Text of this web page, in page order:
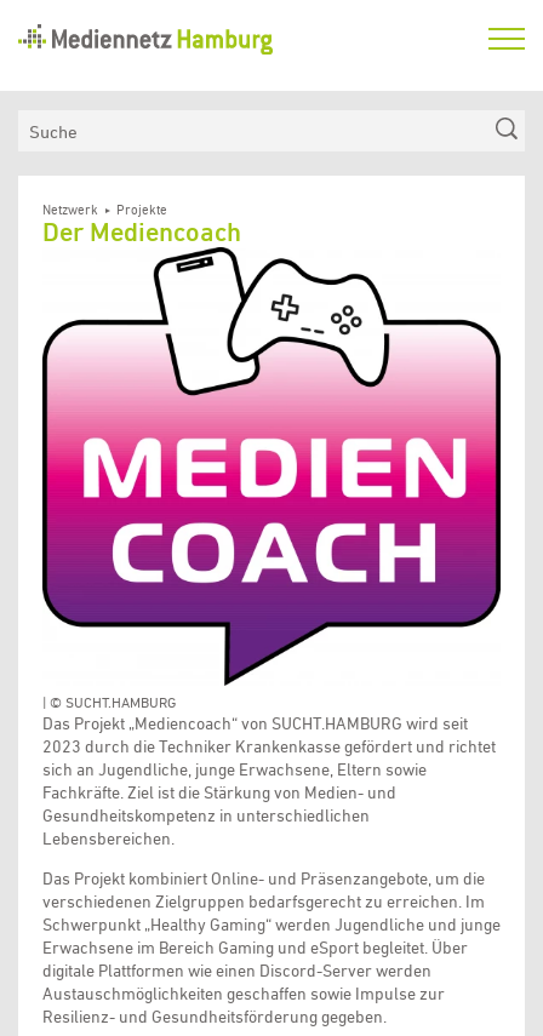
Hamburg
Aktuelles
Medienkompetenzfonds
Verein
Netzwerk Projekte
Der Mediencoach
Das Projekt „Mediencoach“ von SUCHT.HAMBURG wird seit
2023 durch die Techniker Krankenkasse gefördert und richtet
sich an Jugendliche, junge Erwachsene, Eltern sowie
Fachkräfte. Ziel ist die Stärkung von Medien- und
Gesundheitskompetenz in unterschiedlichen
Lebensbereichen.
Das Projekt kombiniert Online- und Präsenzangebote, um die
verschiedenen Zielgruppen bedarfsgerecht zu erreichen. Im
Schwerpunkt „Healthy Gaming“ werden Jugendliche und junge
Erwachsene im Bereich Gaming und eSport begleitet. Über
digitale Plattformen wie einen Discord-Server werden
Austauschmöglichkeiten geschaffen sowie Impulse zur
Resilienz- und Gesundheitsförderung gegeben.
| © SUCHT.HAMBURG